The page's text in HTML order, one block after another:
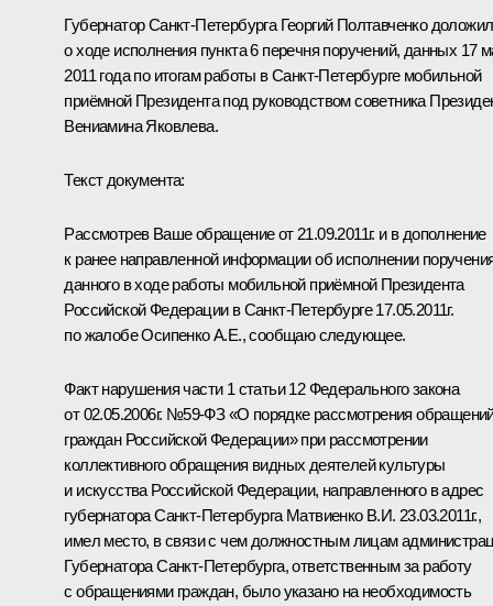
Губернатор Санкт-Петербурга Георгий Полтавченкодоложил
о ходе исполнения пункта 6 перечня поручений, данных 17
2011 года по итогам работы в Санкт-Петербурге мобильной
приёмной Президента под руководством советника
Вениамина Яковлева.
Текст документа:
Рассмотрев Ваше обращение от 21.09.2011г. и в дополнение
к ранее направленной информации об исполнении
данного в ходе работы мобильной приёмной Президента
Российской Федерации в Санкт-Петербурге 17.05.2011г.
по жалобе Осипенко А.Е., сообщаю следующее.
Факт нарушения части 1 статьи 12 Федерального закона
от 02.05.2006г. №59-ФЗ «О порядке рассмотрения
граждан Российской Федерации» при рассмотрении
коллективного обращения видных деятелей культуры
и искусства Российской Федерации, направленного в адрес
губернатора Санкт-Петербурга Матвиенко В.И. 23.03.2011г.,
имел место, в связи с чем должностным лицам
Губернатора Санкт-Петербурга, ответственным за работу
с обращениями граждан, было указано на необходимость